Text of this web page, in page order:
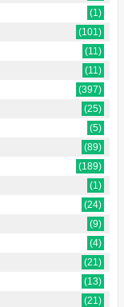
(1)
(101)
(11)
(11)
(397)
(25)
(5)
(89)
(189)
(1)
(24)
(9)
(4)
(21)
(13)
(21)